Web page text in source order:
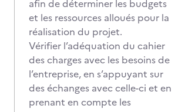
afin de déterminer les budgets
et les ressources alloués pour la
réalisation du projet.
Vérifier l’adéquation du cahier
des charges avec les besoins de
l’entreprise, en s’appuyant sur
des échanges avec celle-ci et en
prenant en compte les